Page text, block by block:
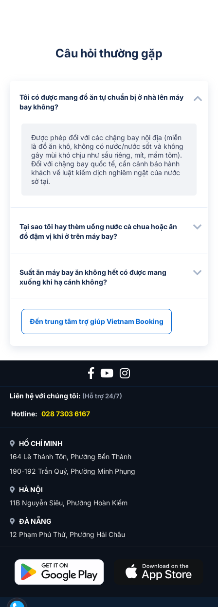
Câu hỏi thường gặp
Tôi có được mang đồ ăn tự chuẩn bị ở nhà lên máy
bay không?
Được phép đối với các chặng bay nội địa (miễn
là đồ ăn khô, không có nước/nước sốt và không
gây mùi khó chịu như sầu riêng, mít, mắm tôm).
Đối với chặng bay quốc tế, cần cảnh báo hành
khách về luật kiểm dịch nghiêm ngặt của nước
sở tại.
Tại sao tôi hay thèm uống nước cà chua hoặc ăn
đồ đậm vị khi ở trên máy bay?
Suất ăn máy bay ăn không hết có được mang
xuống khi hạ cánh không?
Đến trung tâm trợ giúp Vietnam Booking
Liên hệ với chúng tôi: (Hỗ trợ 24/7)
Hotline: 028 7303 6167
HỒ CHÍ MINH
164 Lê Thánh Tôn, Phường Bến Thành
190-192 Trần Quý, Phường Minh Phụng
HÀ NỘI
11B Nguyễn Siêu, Phường Hoàn Kiếm
ĐÀ NẴNG
12 Phạm Phú Thứ, Phường Hải Châu